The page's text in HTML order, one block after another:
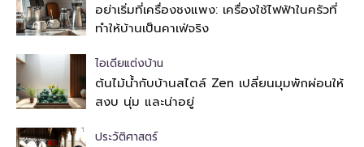
อย่าเริ่มที่เครื่องชงแพง: เครื่องใช้ไฟฟ้าในครัวที่
ทำให้บ้านเป็นคาเฟ่จริง
ไอเดียแต่งบ้าน
ต้นไม้น้ำกับบ้านสไตล์ Zen เปลี่ยนมุมพักผ่อนให้
สงบ นุ่ม และน่าอยู่
ประวัติศาสตร์